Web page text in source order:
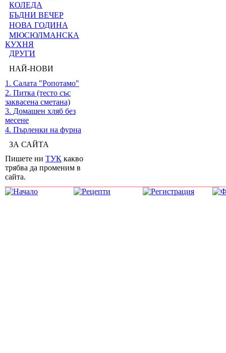
КОЛЕДА
БЪДНИ ВЕЧЕР
НОВА ГОДИНА
МЮСЮЛМАНСКА
КУХНЯ
ДРУГИ
НАЙ-НОВИ
1. Салата "Ропотамо"
2. Питка (тесто със
заквасена сметана)
3. Домашен хляб без
месене
4. Пърленки на фурна
ЗА САЙТА
Пишете ни ТУК какво
трябва да променим в
сайта.